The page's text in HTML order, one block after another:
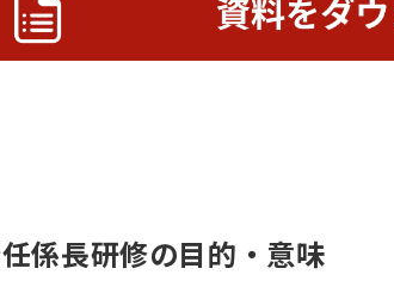
係長研修の目的・意味